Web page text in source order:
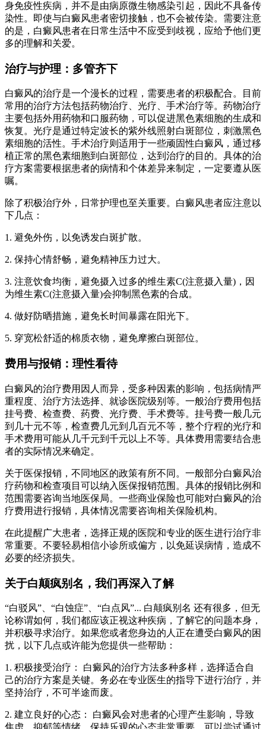
身免疫性疾病，并不是由病原微生物感染引起，因此不具备传
染性。即使与白癜风患者密切接触，也不会被传染。需要注意
的是，白癜风患者在日常生活中不应受到歧视，应给予他们更
多的理解和关爱。
治疗与护理：多管齐下
白癜风的治疗是一个漫长的过程，需要患者的积极配合。目前
常用的治疗方法包括药物治疗、光疗、手术治疗等。药物治疗
主要包括外用药物和口服药物，可以促进黑色素细胞的生成和
恢复。光疗是通过特定波长的紫外线照射白斑部位，刺激黑色
素细胞的活性。手术治疗则适用于一些顽固性白癜风，通过移
植正常的黑色素细胞到白斑部位，达到治疗的目的。具体的治
疗方案需要根据患者的病情和个体差异来制定，一定要遵从医
嘱。
除了积极治疗外，日常护理也至关重要。白癜风患者应注意以
下几点：
1. 避免外伤，以免诱发白斑扩散。
2. 保持心情舒畅，避免精神压力过大。
3. 注意饮食均衡，避免摄入过多的维生素C(注意摄入量)，因
为维生素C(注意摄入量)会抑制黑色素的合成。
4. 做好防晒措施，避免长时间暴露在阳光下。
5. 穿宽松舒适的棉质衣物，避免摩擦白斑部位。
费用与报销：理性看待
白癜风的治疗费用因人而异，受多种因素的影响，包括病情严
重程度、治疗方法选择、就诊医院级别等。一般治疗费用包括
挂号费、检查费、药费、光疗费、手术费等。挂号费一般几元
到几十元不等，检查费几元到几百元不等，整个疗程的光疗和
手术费用可能从几千元到千元以上不等。具体费用需要结合患
者的实际情况来确定。
关于医保报销，不同地区的政策有所不同。一般部分白癜风治
疗药物和检查项目可以纳入医保报销范围。具体的报销比例和
范围需要咨询当地医保局。一些商业保险也可能对白癜风的治
疗费用进行报销，具体情况需要咨询相关保险机构。
在此提醒广大患者，选择正规的医院和专业的医生进行治疗非
常重要。不要轻易相信小诊所或偏方，以免延误病情，造成不
必要的经济损失。
关于白颠疯别名，我们再深入了解
“白驳风”、“白蚀症”、“白点风”... 白颠疯别名 还有很多，但无
论称谓如何，我们都应该正视这种疾病，了解它的问题本身，
并积极寻求治疗。如果您或者您身边的人正在遭受白癜风的困
扰，以下几点或许能为您提供一些帮助：
1. 积极接受治疗： 白癜风的治疗方法多种多样，选择适合自
己的治疗方案是关键。务必在专业医生的指导下进行治疗，并
坚持治疗，不可半途而废。
2. 建立良好的心态： 白癜风会对患者的心理产生影响，导致